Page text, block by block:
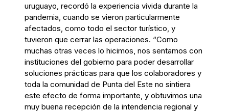
uruguayo, recordó la experiencia vivida durante la
pandemia, cuando se vieron particularmente
afectados, como todo el sector turístico, y
tuvieron que cerrar las operaciones. “Como
muchas otras veces lo hicimos, nos sentamos con
instituciones del gobierno para poder desarrollar
soluciones prácticas para que los colaboradores y
toda la comunidad de Punta del Este no sintiera
este efecto de forma importante, y obtuvimos una
muy buena recepción de la intendencia regional y